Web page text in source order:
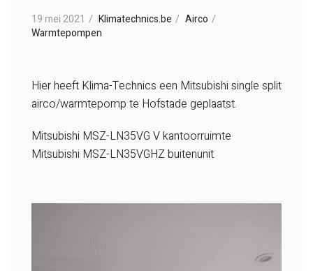
19 mei 2021 Klimatechnics.be
Airco
Warmtepompen
Hier heeft Klima-Technics een Mitsubishi single split
airco/warmtepomp te Hofstade geplaatst.
Mitsubishi MSZ-LN35VG V kantoorruimte
Mitsubishi MSZ-LN35VGHZ buitenunit